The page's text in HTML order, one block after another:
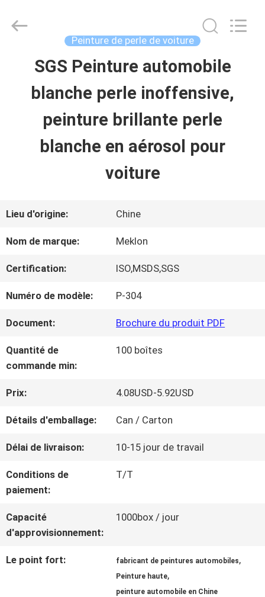
APERÇU
PRODUITS
VIDÉOS
PROPOS
VISITE
D'USINE
CONTRÔLE
DE
LA
QUALITÉ
CONTACT
NOUVELLES
Meklon
Peinture de perle de voiture
SGS Peinture automobile
blanche perle inoffensive,
peinture brillante perle
blanche en aérosol pour
voiture
Lieu d'origine: Chine
Nom de marque: Meklon
Certification: ISO,MSDS,SGS
Numéro de modèle: P-304
Document: Brochure du produit PDF
Quantité de
commande min:
100 boîtes
Prix: 4.08USD-5.92USD
Détails d'emballage: Can / Carton
Délai de livraison: 10-15 jour de travail
Conditions de
paiement:
T/T
Capacité
d'approvisionnement:
1000box / jour
Le point fort: fabricant de peintures automobiles,
Peinture haute,
peinture automobile en Chine